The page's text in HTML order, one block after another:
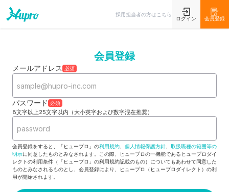
採用担当者の方はこちら
ログイン 会員登録
会員登録
メールアドレス 必須
パスワード 必須
8文字以上25文字以内（大小英字および数字混在推奨）
会員登録をすると、「ヒュープロ」の利用規約 個人情報保護方針
取扱職種の範囲等の
明示に同意したものとみなされます。この際、ヒュープロの一機能であるヒュープロダイ
レクトの利用条件（「ヒュープロ」の利用規約記載のもの）についてもあわせて同意した
ものとみなされるものとし、会員登録により、ヒュープロ（ヒュープロダイレクト）の利
用が開始されます。